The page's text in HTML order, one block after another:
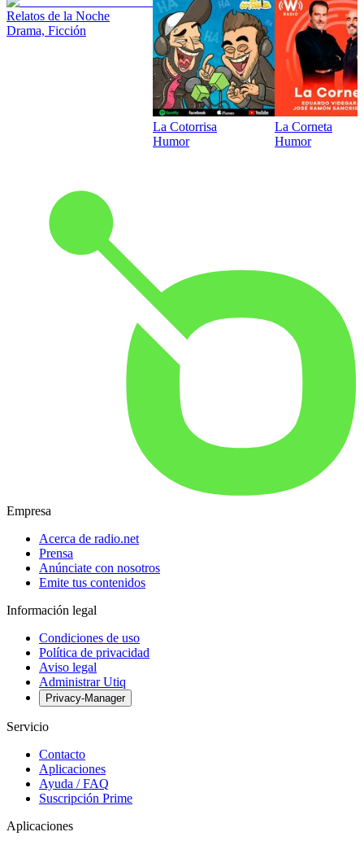
Relatos de la Noche
Drama, Ficción
La Cotorrisa
Humor
La Corneta
Humor
Empresa
Acerca de radio.net
Prensa
Anúnciate con nosotros
Emite tus contenidos
Información legal
Condiciones de uso
Política de privacidad
Aviso legal
Administrar Utiq
Privacy-Manager
Servicio
Contacto
Aplicaciones
Ayuda / FAQ
Suscripción Prime
Aplicaciones